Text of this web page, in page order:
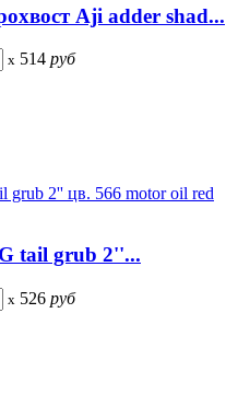
Aji adder shad...
x 514 руб
tail grub 2''...
x 526 руб